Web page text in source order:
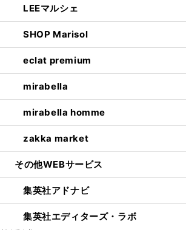
LEEマルシェ
SHOP Marisol
eclat premium
mirabella
mirabella homme
zakka market
その他WEBサービス
集英社アドナビ
集英社エディターズ・ラボ